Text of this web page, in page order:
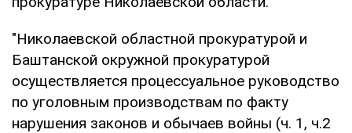
"Николаевской областной прокуратурой и
Баштанской окружной прокуратурой
осуществляется процессуальное руководство
по уголовным производствам по факту
нарушения законов и обычаев войны (ч. 1, ч.2